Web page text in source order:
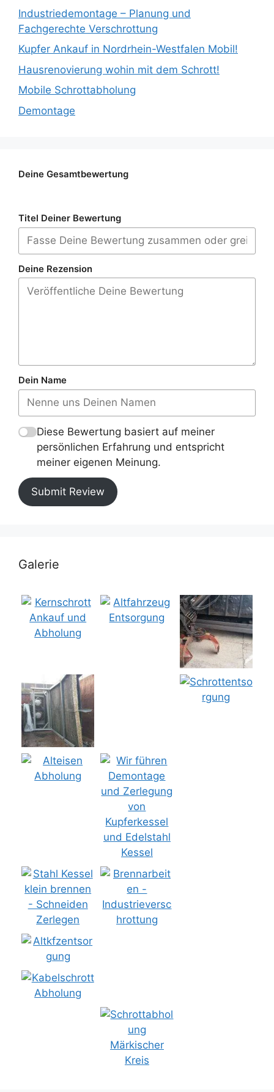
Industriedemontage – Planung und
Fachgerechte Verschrottung
Kupfer Ankauf in Nordrhein-Westfalen Mobil!
Hausrenovierung wohin mit dem Schrott!
Mobile Schrottabholung
Demontage
Deine Gesamtbewertung
Titel Deiner Bewertung
Deine Rezension
Dein Name
Diese Bewertung basiert auf meiner
persönlichen Erfahrung und entspricht
meiner eigenen Meinung.
Submit Review
Galerie